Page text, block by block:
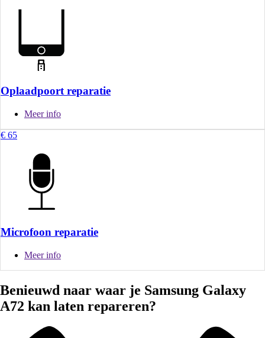
Oplaadpoort reparatie
Meer info
€ 65
Microfoon reparatie
Meer info
Benieuwd naar waar je Samsung Galaxy
A72 kan laten repareren?